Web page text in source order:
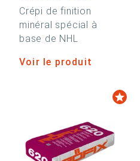
Crépi de finition
minéral spécial à
base de NHL
Voir le produit